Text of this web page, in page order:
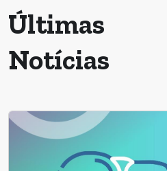
Últimas
Notícias